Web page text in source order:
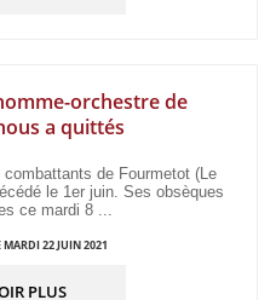
orchestre de
a quittés
de Fourmetot (Le
le 1er juin. Ses obsèques
ce mardi 8 ...
MARDI 22 JUIN 2021
PLUS